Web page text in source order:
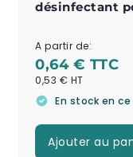
désinfectant
A partir de:
0,64 €
0,53 €
En stock en
Ajouter au